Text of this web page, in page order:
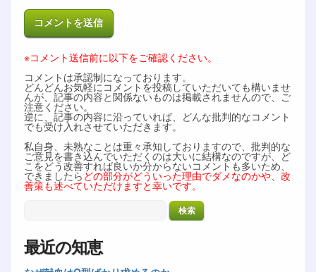
※コメント送信前に以下をご確認ください。
コメントは承認制になっております。
どんどんお気軽にコメントを投稿していただいても構いませ
んが、記事の内容と関係ないものは掲載されませんので、ご
注意ください。
逆に、記事の内容に沿っていれば、どんな批判的なコメント
でも受け入れさせていただきます。
私自身、未熟なことは重々承知しておりますので、批判的な
ご意見を書き込んでいただくのは大いに結構なのですが、ど
こをどう改善すれば良いか分からないコメントも多いため、
できましたら どの部分がどういった理由でダメなのかや、改
善策も述べていただけますと幸いです。
最近の知恵